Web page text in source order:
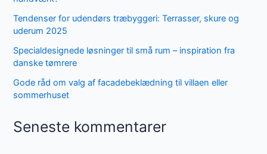
Tendenser for udendørs træbyggeri: Terrasser, skure og
uderum 2025
Specialdesignede løsninger til små rum – inspiration fra
danske tømrere
Gode råd om valg af facadebeklædning til villaen eller
sommerhuset
Seneste kommentarer